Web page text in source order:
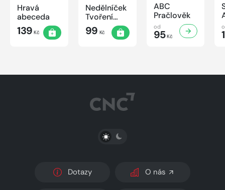
Hravá
abeceda
139 Kč
Nedělníček
Tvoření
nejen na
neděli
99 Kč
ABC
Pračlověk
od
95Kč
PŘEPNOUT SVĚTLÝ/TMAVÝ REŽIM
Dotazy O nás